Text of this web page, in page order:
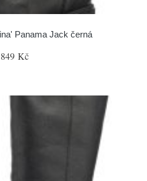
Panama Jack černá
Kč